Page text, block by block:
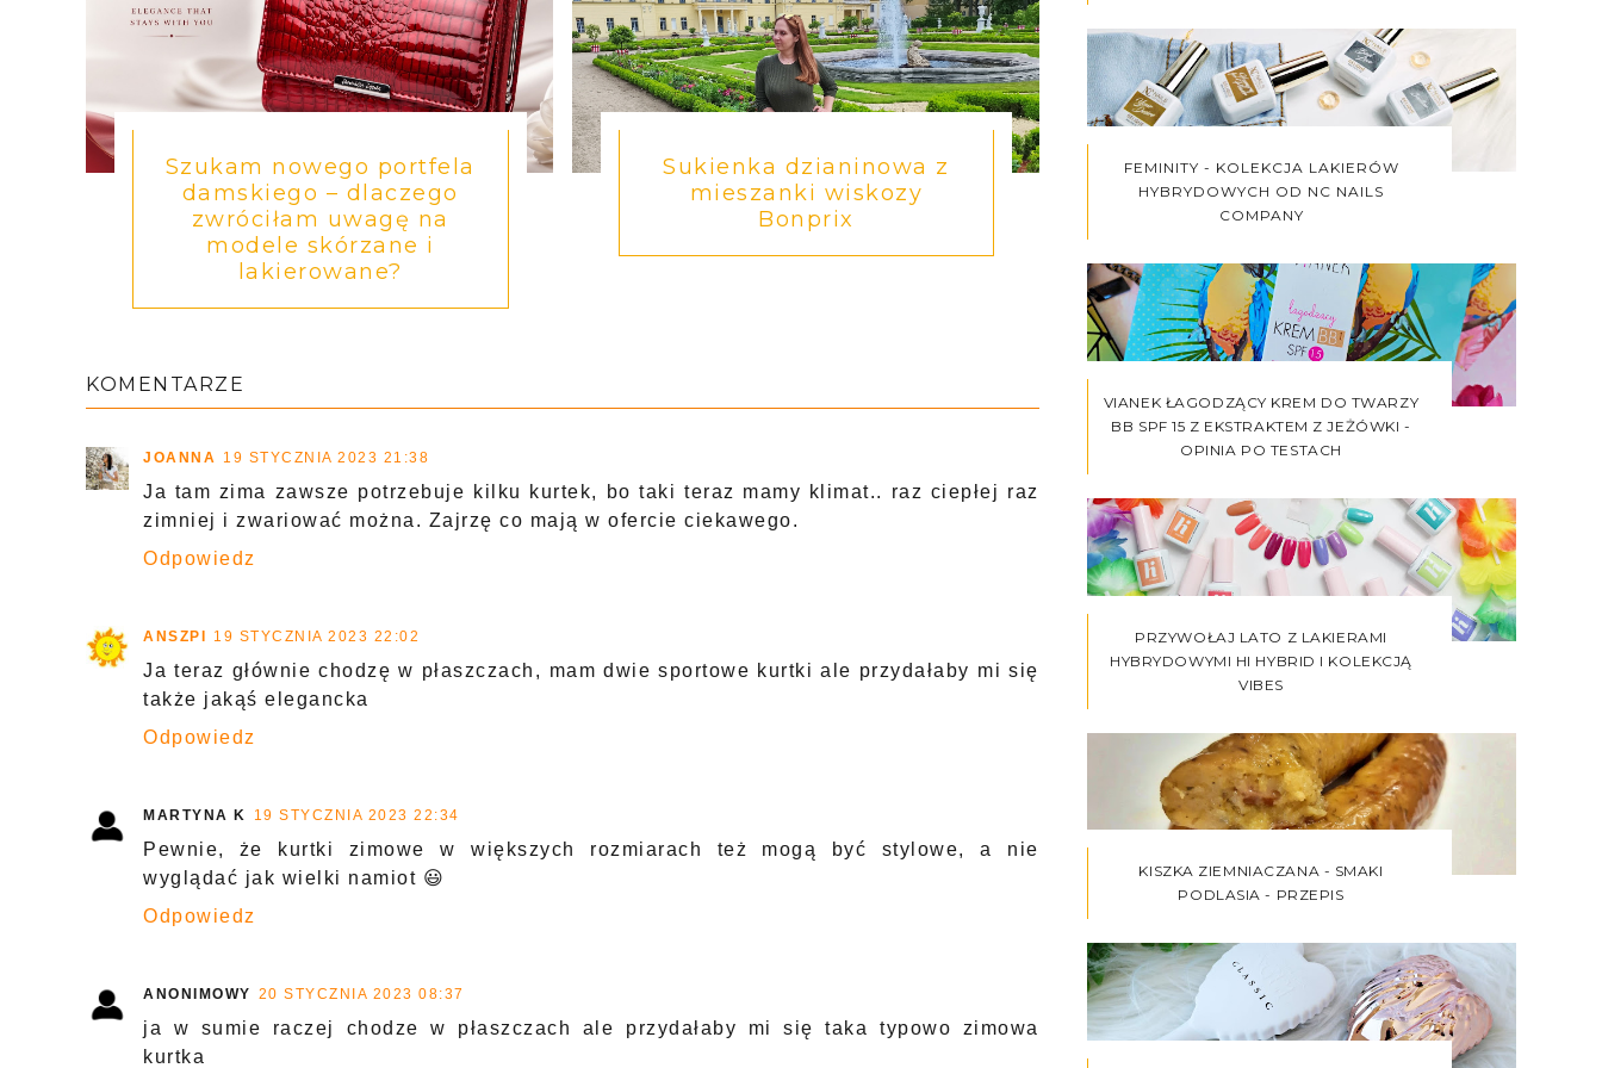
Szukam nowego portfela
damskiego – dlaczego
zwróciłam uwagę na
modele skórzane i
lakierowane?
Sukienka dzianinowa z
mieszanki wiskozy
Bonprix
KOMENTARZE
JOANNA 19 STYCZNIA 2023 21:38
Ja tam zima zawsze potrzebuje kilku kurtek, bo taki teraz mamy klimat.. raz ciepłej raz
zimniej i zwariować można. Zajrzę co mają w ofercie ciekawego.
Odpowiedz
ANSZPI 19 STYCZNIA 2023 22:02
Ja teraz głównie chodzę w płaszczach, mam dwie sportowe kurtki ale przydałaby mi się
także jakąś elegancka
Odpowiedz
MARTYNA K 19 STYCZNIA 2023 22:34
Pewnie, że kurtki zimowe w większych rozmiarach też mogą być stylowe, a nie
wyglądać jak wielki namiot 😃
Odpowiedz
ANONIMOWY 20 STYCZNIA 2023 08:37
ja w sumie raczej chodze w płaszczach ale przydałaby mi się taka typowo zimowa
kurtka
FEMINITY - KOLEKCJA LAKIERÓW
HYBRYDOWYCH OD NC NAILS
COMPANY
VIANEK ŁAGODZĄCY KREM DO TWARZY
BB SPF 15 Z EKSTRAKTEM Z JEŻÓWKI -
OPINIA PO TESTACH
PRZYWOŁAJ LATO Z LAKIERAMI
HYBRYDOWYMI HI HYBRID I KOLEKCJĄ
VIBES
KISZKA ZIEMNIACZANA - SMAKI
PODLASIA - PRZEPIS